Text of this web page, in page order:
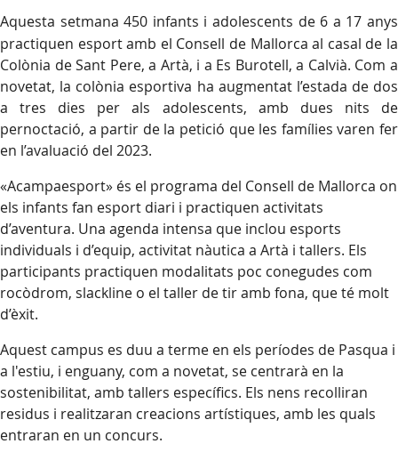
Aquesta setmana 450 infants i adolescents de 6 a 17 anys
practiquen esport amb el Consell de Mallorca al casal de la
Colònia de Sant Pere, a Artà, i a Es Burotell, a Calvià. Com a
novetat, la colònia esportiva ha augmentat l’estada de dos
a tres dies per als adolescents, amb dues nits de
pernoctació, a partir de la petició que les famílies varen fer
en l’avaluació del 2023.
«Acampaesport» és el programa del Consell de Mallorca on
els infants fan esport diari i practiquen activitats
d’aventura. Una agenda intensa que inclou esports
individuals i d’equip, activitat nàutica a Artà i tallers. Els
participants practiquen modalitats poc conegudes com
rocòdrom, slackline o el taller de tir amb fona, que té molt
d’èxit.
Aquest campus es duu a terme en els períodes de Pasqua i
a l'estiu, i enguany, com a novetat, se centrarà en la
sostenibilitat, amb tallers específics. Els nens recolliran
residus i realitzaran creacions artístiques, amb les quals
entraran en un concurs.